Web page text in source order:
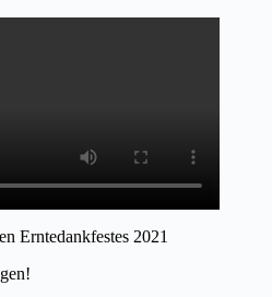
Erntedankfestes 2021